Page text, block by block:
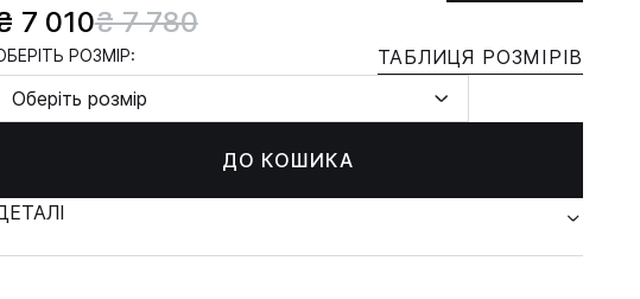
7 010₴ 7 780
РОЗМІР:
ТАБЛИЦЯ РОЗМІРІВ
Оберіть розмір
ДО КОШИКА